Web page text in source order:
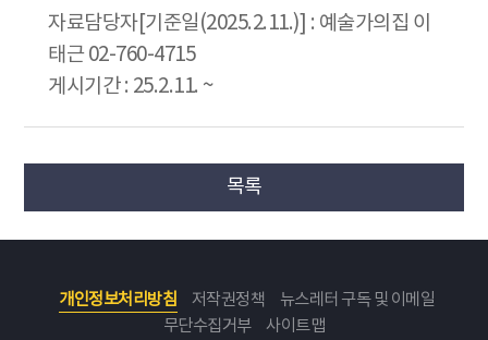
자료담당자[기준일(2025.2.11.)] : 예술가의집 이
태근 02-760-4715
게시기간 : 25.2.11. ~
목록
개인정보처리방침 저작권정책
뉴스레터 구독 및 이메일
무단수집거부
사이트맵